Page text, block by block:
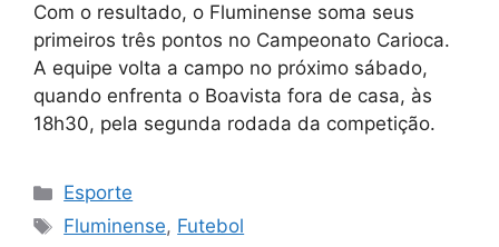
Com o resultado, o Fluminense soma seus
primeiros três pontos no Campeonato Carioca.
A equipe volta a campo no próximo sábado,
quando enfrenta o Boavista fora de casa, às
18h30, pela segunda rodada da competição.
Categorias
Esporte
Tags
Fluminense, Futebol